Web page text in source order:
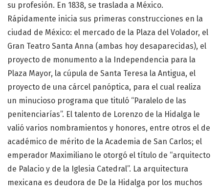
su profesión. En 1838, se traslada a México.
Rápidamente inicia sus primeras construcciones en la
ciudad de México: el mercado de la Plaza del Volador, el
Gran Teatro Santa Anna (ambas hoy desaparecidas), el
proyecto de monumento a la Independencia para la
Plaza Mayor, la cúpula de Santa Teresa la Antigua, el
proyecto de una cárcel panóptica, para el cual realiza
un minucioso programa que tituló “Paralelo de las
penitenciarías”. El talento de Lorenzo de la Hidalga le
valió varios nombramientos y honores, entre otros el de
académico de mérito de la Academia de San Carlos; el
emperador Maximiliano le otorgó el título de “arquitecto
de Palacio y de la Iglesia Catedral”. La arquitectura
mexicana es deudora de De la Hidalga por los muchos